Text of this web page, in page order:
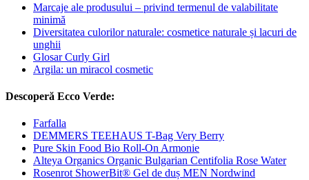
Marcaje ale produsului – privind termenul de valabilitate
minimă
Diversitatea culorilor naturale: cosmetice naturale și lacuri de
unghii
Glosar Curly Girl
Argila: un miracol cosmetic
Descoperă Ecco Verde:
Farfalla
DEMMERS TEEHAUS T-Bag Very Berry
Pure Skin Food Bio Roll-On Armonie
Alteya Organics Organic Bulgarian Centifolia Rose Water
Rosenrot ShowerBit® Gel de duș MEN Nordwind